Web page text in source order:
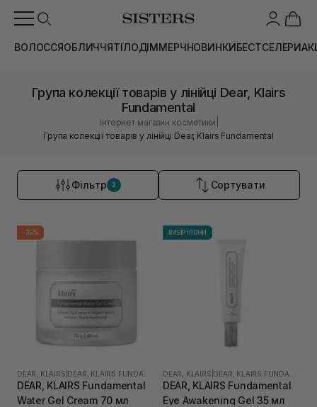
ВОЛОССЯОБЛИЧЧЯТІЛОДІММЕРЧНОВИНКИБЕСТСЕЛЕРИ
Група колекції товарів у лінійці Dear, Klairs
Fundamental
Інтернет магазин косметики
Група колекції товарів у лінійці Dear, Klairs Fundamental
Фільтр 2 Сортувати
-35%
DEAR, KLAIRS
DEAR, KLAIRS Fundamental
Water Gel Cream 70 мл
ВИБІР ІЛОНИ
DEAR, KLAIRS
DEAR, KLAIRS Fundamental
Eye Awakening Gel 35 мл